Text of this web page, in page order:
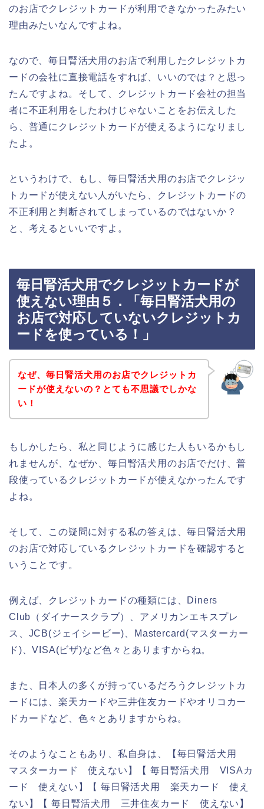
のお店でクレジットカードが利用できなかったみたい
理由みたいなんですよね。
なので、毎日腎活犬用のお店で利用したクレジットカ
ードの会社に直接電話をすれば、いいのでは？と思っ
たんですよね。そして、クレジットカード会社の担当
者に不正利用をしたわけじゃないことをお伝えした
ら、普通にクレジットカードが使えるようになりまし
たよ。
というわけで、もし、毎日腎活犬用のお店でクレジッ
トカードが使えない人がいたら、クレジットカードの
不正利用と判断されてしまっているのではないか？
と、考えるといいですよ。
毎日腎活犬用でクレジットカードが
使えない理由５．「毎日腎活犬用の
お店で対応していないクレジットカ
ードを使っている！」
なぜ、毎日腎活犬用のお店でクレジットカ
ードが使えないの？とても不思議でしかな
い！
もしかしたら、私と同じように感じた人もいるかもし
れませんが、なぜか、毎日腎活犬用のお店でだけ、普
段使っているクレジットカードが使えなかったんです
よね。
そして、この疑問に対する私の答えは、毎日腎活犬用
のお店で対応しているクレジットカードを確認すると
いうことです。
例えば、クレジットカードの種類には、Diners
Club（ダイナースクラブ）、アメリカンエキスプレ
ス、JCB(ジェイシービー)、Mastercard(マスターカー
ド)、VISA(ビザ)など色々とありますからね。
また、日本人の多くが持っているだろうクレジットカ
ードには、楽天カードや三井住友カードやオリコカー
ドカードなど、色々とありますからね。
そのようなこともあり、私自身は、【毎日腎活犬用
マスターカード 使えない】【 毎日腎活犬用 VISAカ
ード 使えない】【 毎日腎活犬用 楽天カード 使え
ない】【 毎日腎活犬用 三井住友カード 使えない】